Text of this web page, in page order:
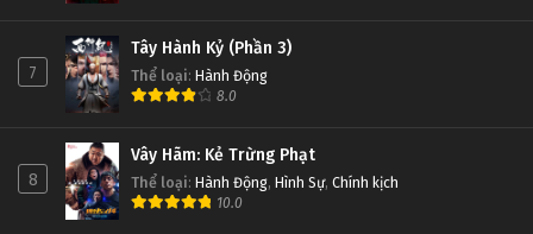
7
Tây Hành Kỷ (Phần 3)
Thể loại: Hành Động
8.0
8
Vây Hãm: Kẻ Trừng Phạt
Thể loại: Hành Động, Hình Sự, Chính kịch
10.0